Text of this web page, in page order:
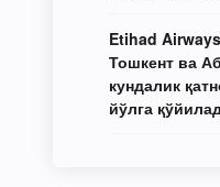
Etihad
Тошкент ва
кундалик
йўлга